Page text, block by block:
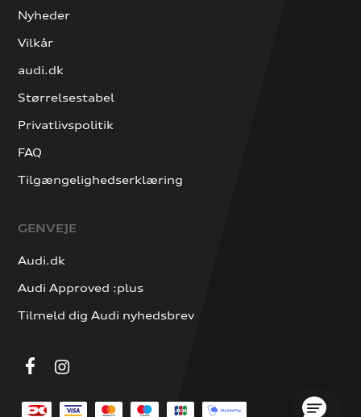
Nyheder
Vilkår
audi.dk
Størrelsestabel
Privatlivspolitik
FAQ
Tilgængelighedserklæring
GENVEJE
Audi.dk
Audi Approved :plus
Tilmeld dig Audi nyhedsbrev